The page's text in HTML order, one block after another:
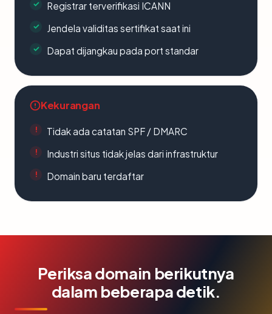
Registrar terverifikasi ICANN
Jendela validitas sertifikat saat ini
Dapat dijangkau pada port standar
Kekurangan
Tidak ada catatan SPF / DMARC
Industri situs tidak jelas dari infrastruktur
Domain baru terdaftar
Periksa domain berikutnya
dalam beberapa detik.